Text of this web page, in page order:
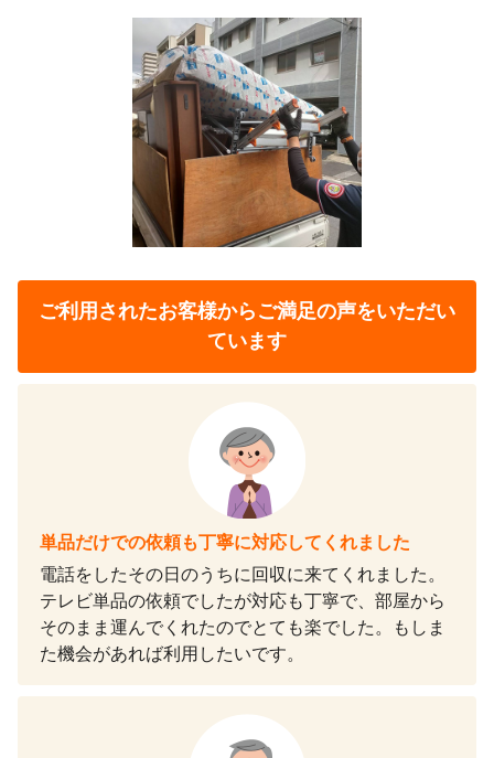
ご利用されたお客様から ご満足の声をいただい
ています
単品だけでの依頼も丁寧に対応してくれました
電話をしたその日のうちに回収に来てくれました。
テレビ単品の依頼でしたが対応も丁寧で、部屋から
そのまま運んでくれたのでとても楽でした。もしま
た機会があれば利用したいです。